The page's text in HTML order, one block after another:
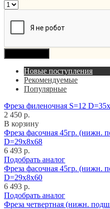
Новые поступления
Рекомендуемые
Популярные
Фреза филеночная S=12
2 450 р.
В корзину
Фреза фасочная 45гр. (нижн.
D=29x8x68
6 493 р.
Подобрать аналог
Фреза фасочная 45гр. (нижн.
D=29x8x60
6 493 р.
Подобрать аналог
Фреза четвертная (нижн.